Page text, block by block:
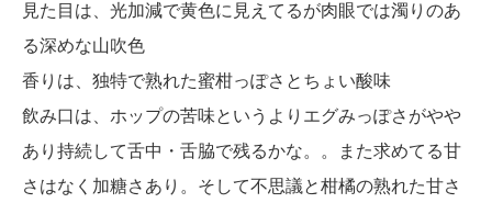
見た目は、光加減で黄色に見えてるが肉眼では濁りのあ
る深めな山吹色
香りは、独特で熟れた蜜柑っぽさとちょい酸味
飲み口は、ホップの苦味というよりエグみっぽさがやや
あり持続して舌中・舌脇で残るかな。。また求めてる甘
さはなく加糖さあり。そして不思議と柑橘の熟れた甘さ